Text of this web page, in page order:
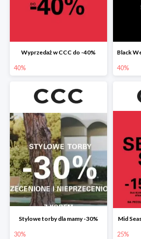
Wyprzedaż w CCC do -40%
40% 40%
Stylowe torby dla mamy -30%
30%
Mid
25%